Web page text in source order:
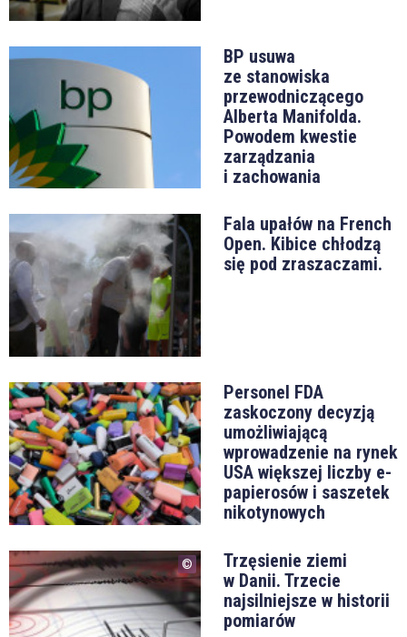
BP usuwa
ze stanowiska
przewodniczącego
Alberta Manifolda.
Powodem kwestie
zarządzania
i zachowania
Fala upałów na French
Open. Kibice chłodzą
się pod zraszaczami.
Personel FDA
zaskoczony decyzją
umożliwiającą
wprowadzenie na rynek
USA większej liczby e-
papierosów i saszetek
nikotynowych
Trzęsienie ziemi
w Danii. Trzecie
najsilniejsze w historii
pomiarów